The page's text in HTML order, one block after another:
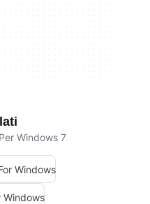
Windows 7
Windows
Windows